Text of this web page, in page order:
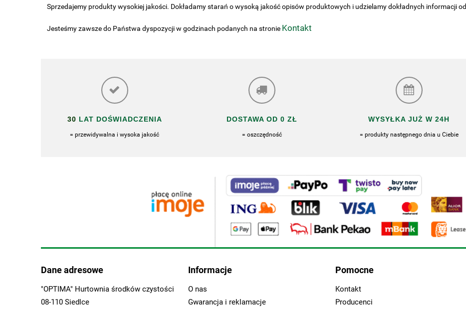
Sprzedajemy produkty wysokiej jakości. Dokładamy starań o wysoką jakość opisów produktowych i udzielamy dokładnych informacji
Jesteśmy zawsze do Państwa dyspozycji w godzinach podanych na stronie Kontakt
30 LAT DOŚWIADCZENIA
= przewidywalna i wysoka jakość
DOSTAWA OD 0 ZŁ
= oszczędność
WYSYŁKA JUŻ W 24H
= produkty następnego dnia u Ciebie
Dane adresowe
"OPTIMA" Hurtownia środków czystości
08-110 Siedlce
Informacje
O nas
Gwarancja i reklamacje
Pomocne
Kontakt
Producenci